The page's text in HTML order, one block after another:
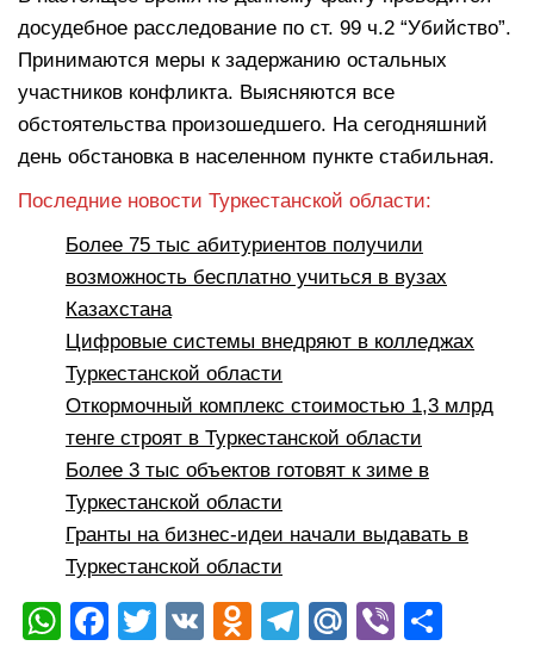
досудебное расследование по ст. 99 ч.2 “Убийство”.
Принимаются меры к задержанию остальных
участников конфликта. Выясняются все
обстоятельства произошедшего. На сегодняшний
день обстановка в населенном пункте стабильная.
Последние новости Туркестанской области:
Более 75 тыс абитуриентов получили
возможность бесплатно учиться в вузах
Казахстана
Цифровые системы внедряют в колледжах
Туркестанской области
Откормочный комплекс стоимостью 1,3 млрд
тенге строят в Туркестанской области
Более 3 тыс объектов готовят к зиме в
Туркестанской области
Гранты на бизнес-идеи начали выдавать в
Туркестанской области
W F
T
V
O
T
M Vi